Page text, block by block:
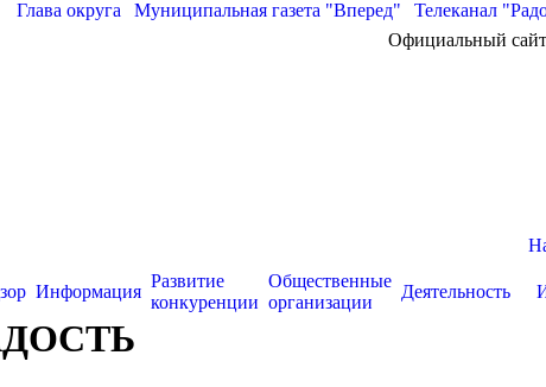
Глава округа Муниципальная газета "Вперед"
Телеканал
Официальный сайт
Информация
Развитие
конкуренции
Общественные
организации
Деятельность